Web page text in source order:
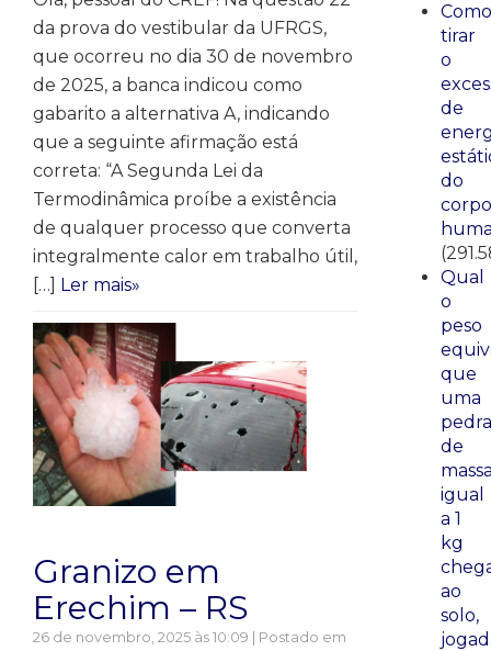
da prova do vestibular da UFRGS,
que ocorreu no dia 30 de novembro
de 2025, a banca indicou como
gabarito a alternativa A, indicando
que a seguinte afirmação está
correta: “A Segunda Lei da
Termodinâmica proíbe a existência
de qualquer processo que converta
integralmente calor em trabalho útil,
[…] Ler mais»
Granizo em
Erechim – RS
26 de novembro, 2025 às 10:09 | Postado em
Como
tirar
o
de
do
corpo
Qual
o
peso
que
uma
pedra
de
igual
a 1
kg
ao
solo,